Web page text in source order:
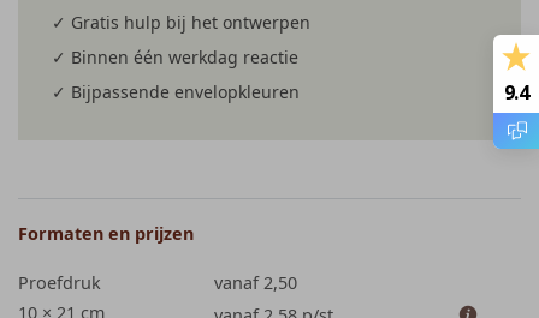
✓ Gratis hulp bij het ontwerpen
✓ Binnen één werkdag reactie
✓ Bijpassende envelopkleuren
Formaten en prijzen
Proefdruk
vanaf 2,50
10 × 21 cm
9.4